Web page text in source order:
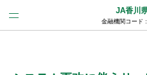
JA香川
金融機関コード